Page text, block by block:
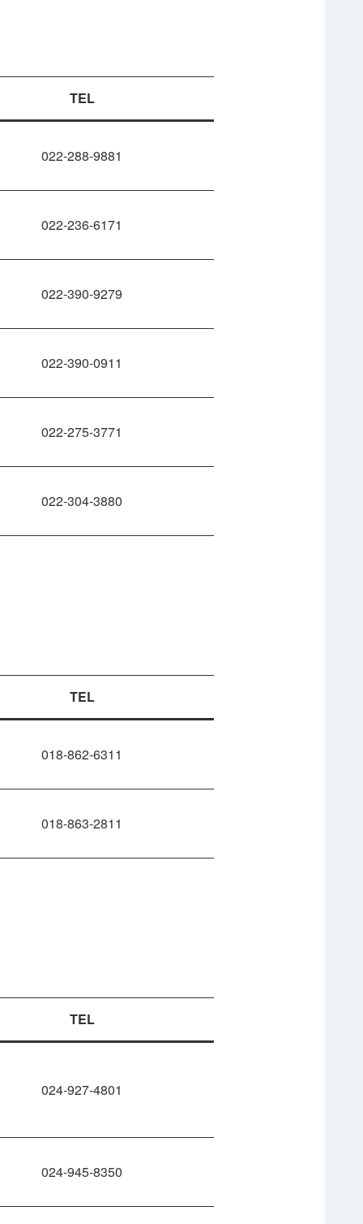
TEL
022-288-9881
022-236-6171
022-390-9279
022-390-0911
022-275-3771
022-304-3880
TEL
018-862-6311
018-863-2811
TEL
024-927-4801
024-945-8350